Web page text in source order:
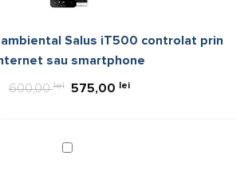
controlat
internet
sau
smartphone
Salus iT500 controlat prin
sau smartphone
600,00lei
Prețul
fost:
575,00 leiPrețul
Pachet